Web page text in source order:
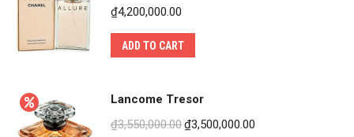
₫4,200,000.00
ADD TO CART
Lancome Tresor
₫3,550,000.00₫3,500,000.00